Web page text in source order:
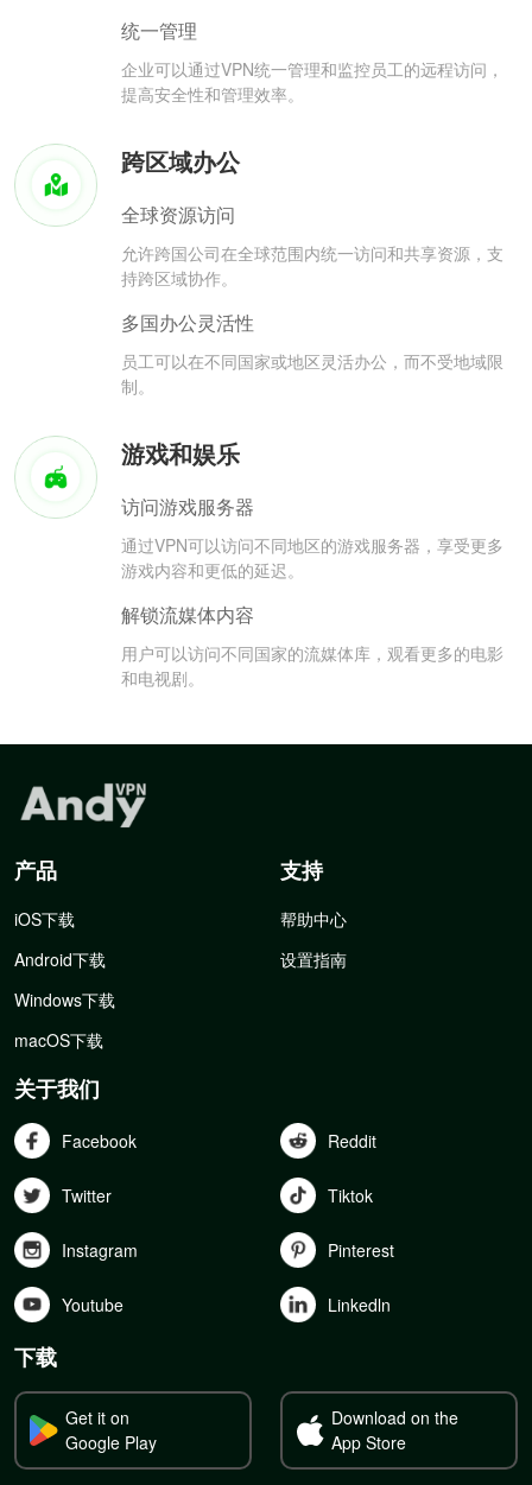
统一管理
企业可以通过VPN统一管理和监控员工的远程访问，
提高安全性和管理效率。
跨区域办公
全球资源访问
允许跨国公司在全球范围内统一访问和共享资源，支
持跨区域协作。
多国办公灵活性
员工可以在不同国家或地区灵活办公，而不受地域限
制。
游戏和娱乐
访问游戏服务器
通过VPN可以访问不同地区的游戏服务器，享受更多
游戏内容和更低的延迟。
解锁流媒体内容
用户可以访问不同国家的流媒体库，观看更多的电影
和电视剧。
产品
iOS下载
Android下载
Windows下载
macOS下载
支持
帮助中心
设置指南
关于我们
Facebook Reddit
Twitter Tiktok
Instagram Pinterest
Youtube Linkedln
下载
Get it on
Google Play
Download on the
App Store